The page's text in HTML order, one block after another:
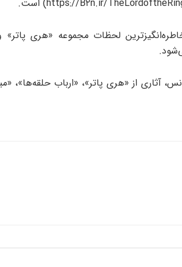
خاطره‌انگیزترین لحظات مجموعه «هری
تاکنون در پانزده شب و ۳۰ سانس، آثاری از «هری پاتر»، «ارباب